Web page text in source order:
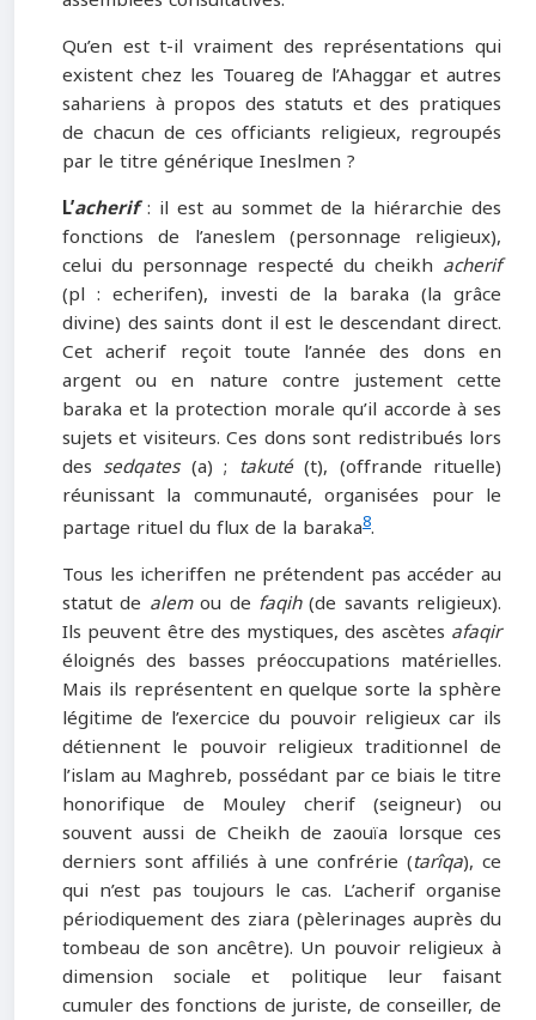
Qu’en est t-il vraiment des représentations qui
existent chez les Touareg de l’Ahaggar et autres
sahariens à propos des statuts et des pratiques
de chacun de ces officiants religieux, regroupés
par le titre générique Ineslmen ?
L’acherif: il est au sommet de la hiérarchie des
fonctions de l’aneslem (personnage religieux),
celui du personnage respecté du cheikh acherif
(pl : echerifen), investi de la baraka (la grâce
divine) des saints dont il est le descendant direct.
Cet acherif reçoit toute l’année des dons en
argent ou en nature contre justement cette
baraka et la protection morale qu’il accorde à ses
sujets et visiteurs. Ces dons sont redistribués lors
des sedqates(a) ; takuté(t), (offrande rituelle)
réunissant la communauté, organisées pour le
partage rituel du flux de la baraka8.
Tous les icheriffen ne prétendent pas accéder au
statut de alemou de faqih(de savants religieux).
Ils peuvent être des mystiques, des ascètes afaqir
éloignés des basses préoccupations matérielles.
Mais ils représentent en quelque sorte la sphère
légitime de l’exercice du pouvoir religieux car ils
détiennent le pouvoir religieux traditionnel de
l’islam au Maghreb, possédant par ce biais le titre
honorifique de Mouley cherif (seigneur) ou
souvent aussi de Cheikh de zaouïa lorsque ces
derniers sont affiliés à une confrérie (tarîqa), ce
qui n’est pas toujours le cas. L’acherif organise
périodiquement des ziara (pèlerinages auprès du
tombeau de son ancêtre). Un pouvoir religieux à
dimension sociale et politique leur faisant
cumuler des fonctions de juriste, de conseiller, de